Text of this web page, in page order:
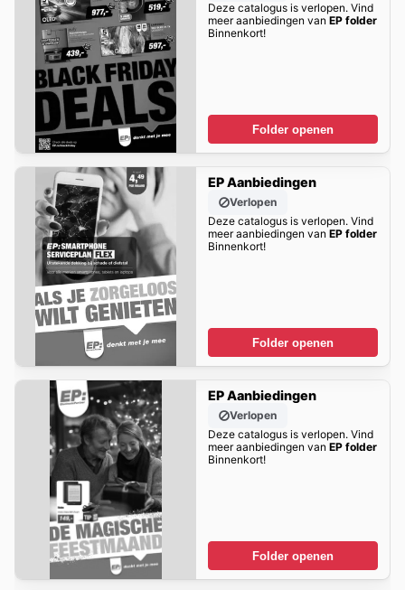
Deze catalogus is verlopen. Vind
meer aanbiedingen van EP folder
Binnenkort!
Folder openen
EP Aanbiedingen
Verlopen
Deze catalogus is verlopen. Vind
meer aanbiedingen van EP folder
Binnenkort!
Folder openen
EP Aanbiedingen
Verlopen
Deze catalogus is verlopen. Vind
meer aanbiedingen van EP folder
Binnenkort!
Folder openen